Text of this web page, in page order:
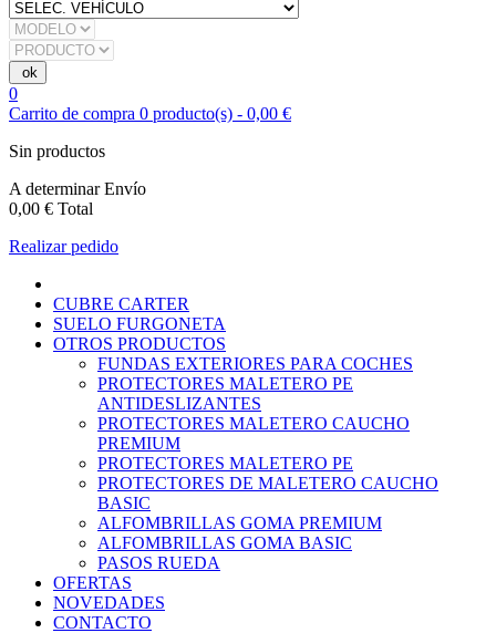
0
Carrito de compra 0 producto(s) - 0,00 €
Sin productos
A determinarEnvío
0,00 € Total
Realizar pedido
CUBRE CARTER
SUELO FURGONETA
OTROS PRODUCTOS
FUNDAS EXTERIORES PARA COCHES
PROTECTORES MALETERO PE
ANTIDESLIZANTES
PROTECTORES MALETERO CAUCHO
PREMIUM
PROTECTORES MALETERO PE
PROTECTORES DE MALETERO CAUCHO
BASIC
ALFOMBRILLAS GOMA PREMIUM
ALFOMBRILLAS GOMA BASIC
PASOS RUEDA
OFERTAS
NOVEDADES
CONTACTO